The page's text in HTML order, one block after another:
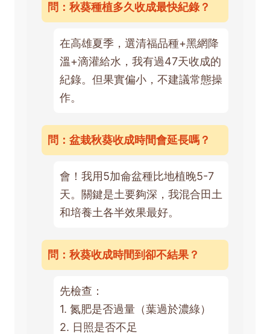
問：秋葵種植多久收成最快紀錄？
在高雄夏季，選清福品種+黑網降
溫+滴灌給水，我有過47天收成的
紀錄。但果實偏小，不建議常態操
作。
問：盆栽秋葵收成時間會延長嗎？
會！我用5加侖盆種比地植晚5-7
天。關鍵是土要夠深，我混合田土
和培養土各半效果最好。
問：秋葵收成時間到卻不結果？
先檢查：
1. 氮肥是否過量（葉過於濃綠）
2. 日照是否不足